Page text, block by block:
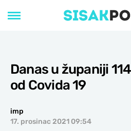
Danas u županiji
od Covida 19
imp
17. prosinac 2021 09:54